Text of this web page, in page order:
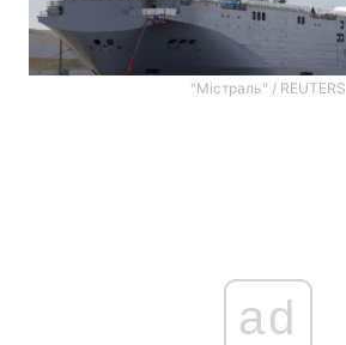
"Містраль" / REUTERS
ad